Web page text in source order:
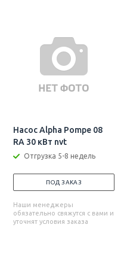
Насос Alpha Pompe 08
RA 30 кВт nvt
Отгрузка 5-8 недель
ПОД ЗАКАЗ
Наши менеджеры
обязательно свяжутся с вами и
уточнят условия заказа